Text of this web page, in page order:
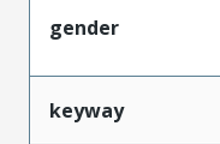
gender
keyway